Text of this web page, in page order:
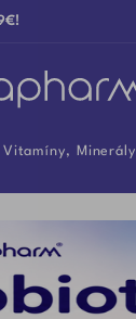
Vitamíny, Minerály